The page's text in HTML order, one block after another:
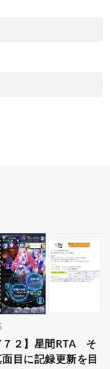
７２】星間RTA そ
目に記録更新を目